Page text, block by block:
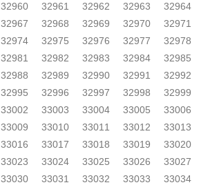
32960 32961 32962 32963
32964
32967 32968 32969 32970
32971
32974 32975 32976 32977
32978
32981 32982 32983 32984
32985
32988 32989 32990 32991
32992
32995 32996 32997 32998
32999
33002 33003 33004 33005
33006
33009 33010 33011 33012
33013
33016 33017 33018 33019
33020
33023 33024 33025 33026
33027
33030 33031 33032 33033
33034